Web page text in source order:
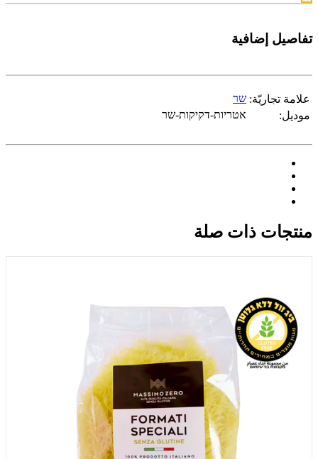
تفاصيل إضافية
علامة تجاريّة: שר
موديل:
אטריות-דקיקות-שר
منتجات ذات صلة